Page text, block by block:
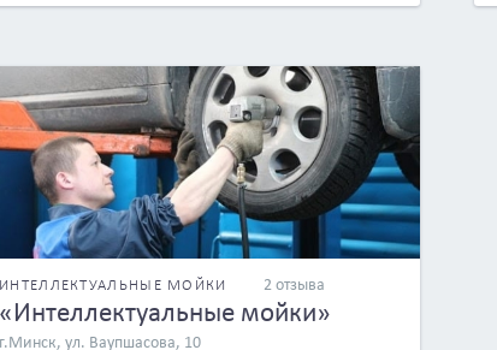
ИНТЕЛЛЕКТУАЛЬНЫЕ МОЙКИ 2 отзыва
«Интеллектуальные мойки»
г.Минск, ул. Ваупшасова, 10